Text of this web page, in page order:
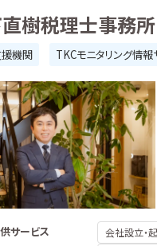
樹税理士事務所
機関 TKCモニタリング情
サービス 会社設立・